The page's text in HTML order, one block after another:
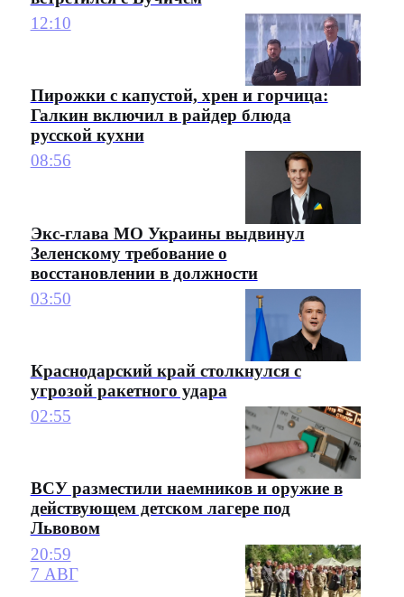
12:10
Пирожки с капустой, хрен и горчица:
Галкин включил в райдер блюда
русской кухни
08:56
Экс-глава МО Украины выдвинул
Зеленскому требование о
восстановлении в должности
03:50
Краснодарский край столкнулся с
угрозой ракетного удара
02:55
ВСУ разместили наемников и оружие в
действующем детском лагере под
Львовом
20:59
7 АВГ